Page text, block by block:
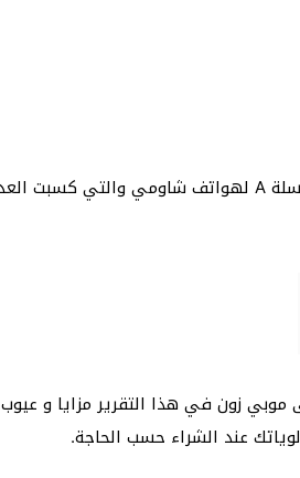
زون في هذا التقرير مزايا و عيوب
عند الشراء حسب الحاجة.